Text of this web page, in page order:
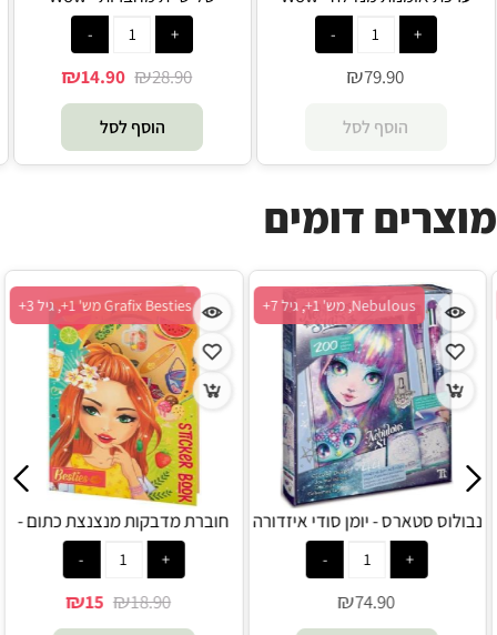
Generation
₪28.90
₪14.90
הוסף לסל
Generation
₪79.90
הוסף לסל
מוצרים דומים
Nebulous, מש' 1+, גיל 7+
נבולוס סטארס - יומן סודי איזדורה
₪74.90
Klutz, מש' 1+, גיל 6+
מדבקות תלת מימד קלאץ - Klutz
₪127.90